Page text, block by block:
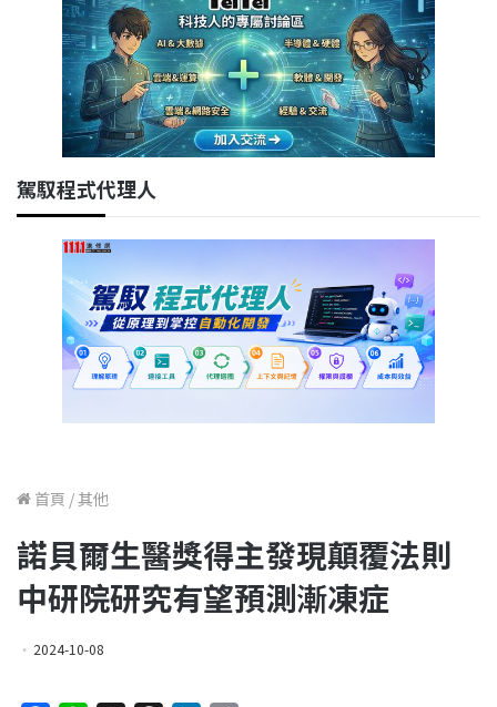
駕馭程式代理人